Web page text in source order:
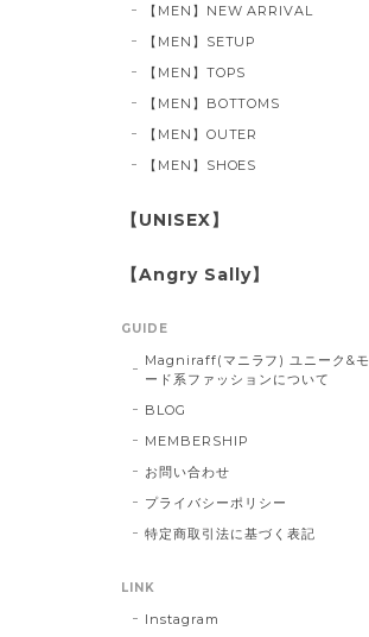
【MEN】NEW ARRIVAL
【MEN】SETUP
【MEN】TOPS
【MEN】BOTTOMS
【MEN】OUTER
【MEN】SHOES
【UNISEX】
【Angry Sally】
GUIDE
Magniraff(マニラフ) ユニーク&モ
ード系ファッションについて
BLOG
MEMBERSHIP
お問い合わせ
プライバシーポリシー
特定商取引法に基づく表記
LINK
Instagram